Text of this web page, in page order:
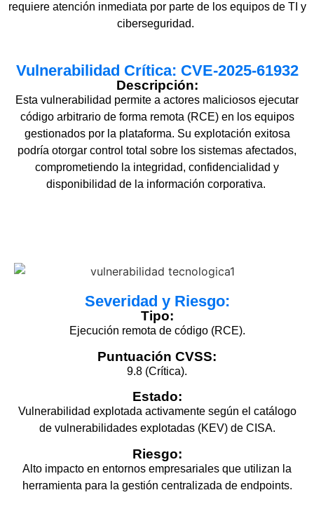
requiere atención inmediata por parte de los equipos de TI y
ciberseguridad.
Vulnerabilidad Crítica: CVE-2025-61932
Descripción:
Esta vulnerabilidad permite a actores maliciosos ejecutar
código arbitrario de forma remota (RCE) en los equipos
gestionados por la plataforma. Su explotación exitosa
podría otorgar control total sobre los sistemas afectados,
comprometiendo la integridad, confidencialidad y
disponibilidad de la información corporativa.
Severidad y Riesgo:
Tipo:
Ejecución remota de código (RCE).
Puntuación CVSS:
9.8 (Crítica).
Estado:
Vulnerabilidad explotada activamente según el catálogo
de vulnerabilidades explotadas (KEV) de CISA.
Riesgo:
Alto impacto en entornos empresariales que utilizan la
herramienta para la gestión centralizada de endpoints.